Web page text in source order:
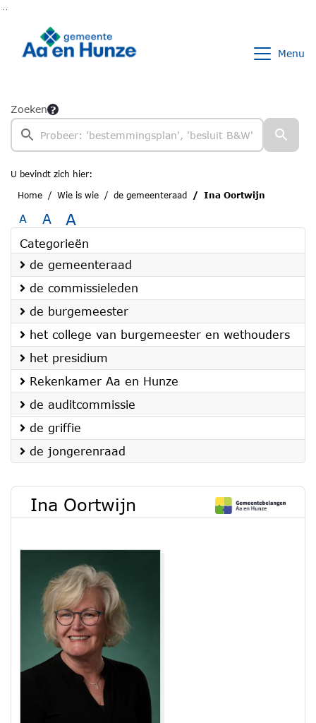
Menu
Zoeken
U bevindt zich hier:
Home
Wie is wie de gemeenteraad Ina Oortwijn
A A A
Categorieën
de gemeenteraad
de commissieleden
de burgemeester
het college van burgemeester en wethouders
het presidium
Rekenkamer Aa en Hunze
de auditcommissie
de griffie
de jongerenraad
Ina Oortwijn